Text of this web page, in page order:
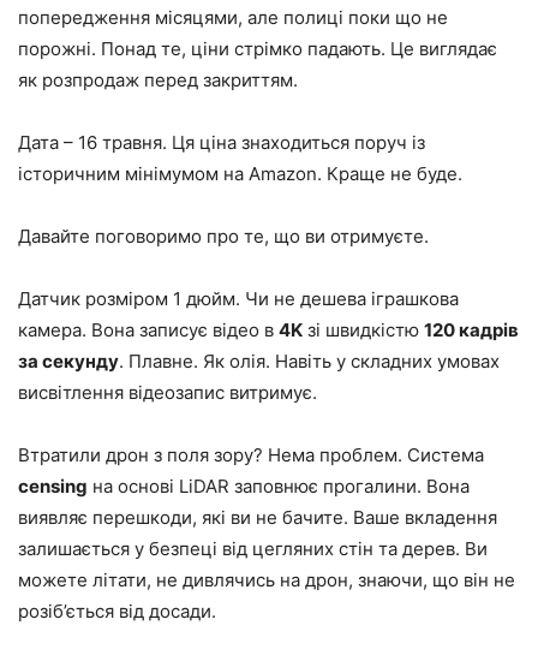
попередження місяцями, але полиці поки що не
порожні. Понад те, ціни стрімко падають. Це виглядає
як розпродаж перед закриттям.
Дата – 16 травня. Ця ціна знаходиться поруч із
історичним мінімумом на Amazon. Краще не буде.
Давайте поговоримо про те, що ви отримуєте.
Датчик розміром 1 дюйм. Чи не дешева іграшкова
камера. Вона записує відео в 4K зі швидкістю 120 кадрів
за секунду. Плавне. Як олія. Навіть у складних умовах
висвітлення відеозапис витримує.
Втратили дрон з поля зору? Нема проблем. Система
сensing на основі LiDAR заповнює прогалини. Вона
виявляє перешкоди, які ви не бачите. Ваше вкладення
залишається у безпеці від цегляних стін та дерев. Ви
можете літати, не дивлячись на дрон, знаючи, що він не
розіб’ється від досади.